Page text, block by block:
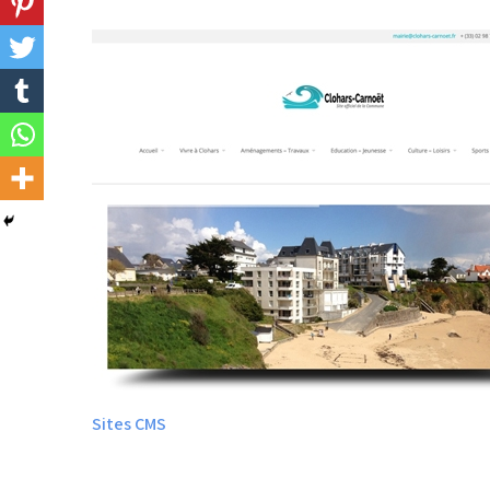
Sites CMS